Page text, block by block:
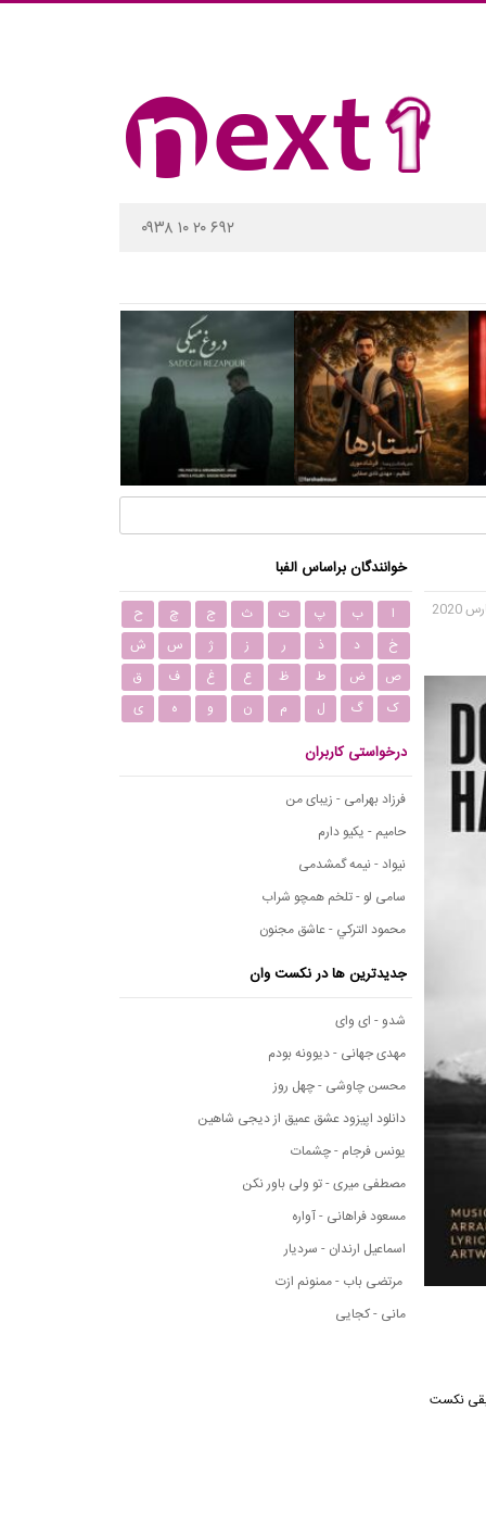
۰۹۳۸ ۱۰ ۲۰ ۶۹۲
رسانه موسیقی نکست
خوانندگان براساس الفبا
ا ب پ ت ث ج چ
ح
خ
د ذ ر ز ژ س
ش
ص
ض ط ظ ع غ ف
ق
ک
گ ل م ن و ه ی
درخواستی کاربران
فرزاد بهرامی - زیبای من
حامیم - یکیو دارم
نیواد - نیمه گمشدمی
سامی لو - تلخم همچو شراب
محمود التركي - عاشق مجنون
جدیدترین ها در نکست وان
شدو - ای وای
مهدی جهانی - دیوونه بودم
محسن چاوشی - چهل روز
دانلود اپیزود عشق عمیق از دیجی شاهین
یونس فرجام - چشمات
مصطفی میری - تو ولی باور نکن
مسعود فراهانی - آواره
اسماعیل ارندان - سردیار
مرتضی باب - ممنونم ازت
مانی - کجایی